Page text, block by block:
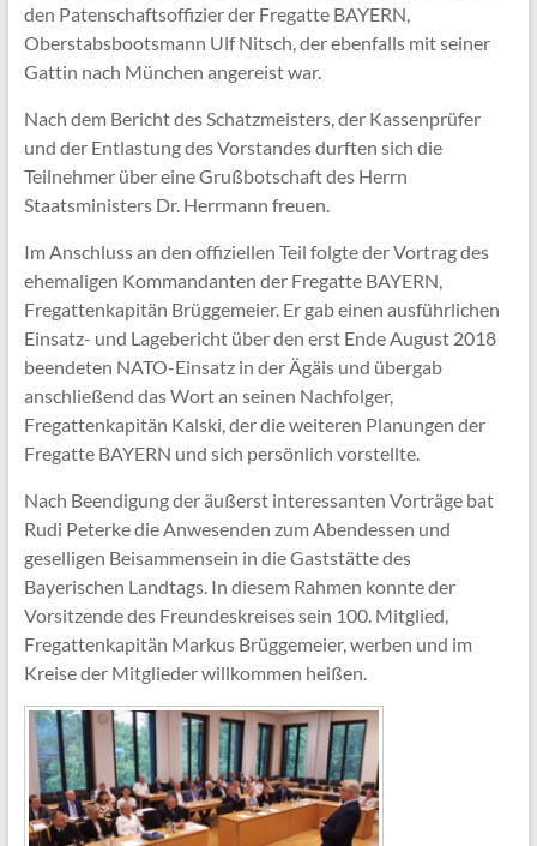
den Patenschaftsoffizier der Fregatte BAYERN,
Oberstabsbootsmann Ulf Nitsch, der ebenfalls mit seiner
Gattin nach München angereist war.
Nach dem Bericht des Schatzmeisters, der Kassenprüfer
und der Entlastung des Vorstandes durften sich die
Teilnehmer über eine Grußbotschaft des Herrn
Staatsministers Dr. Herrmann freuen.
Im Anschluss an den offiziellen Teil folgte der Vortrag des
ehemaligen Kommandanten der Fregatte BAYERN,
Fregattenkapitän Brüggemeier. Er gab einen ausführlichen
Einsatz- und Lagebericht über den erst Ende August 2018
beendeten NATO-Einsatz in der Ägäis und übergab
anschließend das Wort an seinen Nachfolger,
Fregattenkapitän Kalski, der die weiteren Planungen der
Fregatte BAYERN und sich persönlich vorstellte.
Nach Beendigung der äußerst interessanten Vorträge bat
Rudi Peterke die Anwesenden zum Abendessen und
geselligen Beisammensein in die Gaststätte des
Bayerischen Landtags. In diesem Rahmen konnte der
Vorsitzende des Freundeskreises sein 100. Mitglied,
Fregattenkapitän Markus Brüggemeier, werben und im
Kreise der Mitglieder willkommen heißen.